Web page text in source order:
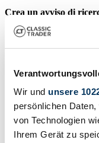
Wir und unsere
persönlichen
von Technologien
Ihrem Gerät zu
Crea un avviso di
Venga notificato non
corrisponde ai tuoi filtri
Crea annuncio
Ha un Gullwing che